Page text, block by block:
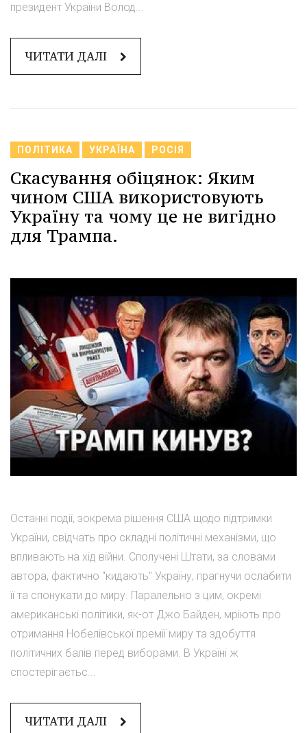
президент України Волод...
ЧИТАТИ ДАЛІ
ПОЛІТИКА УКРАЇНА РОСІЯ
Скасування обіцянок: Яким
чином США використовують
Україну та чому це не вигідно
для Трампа.
Останні події, зокрема рішення США щодо підтримки
України, свідчать про складні політичні механізми, що
впливають на хід війни. Сполучені Штати, за словами
автора, фактично "кидають" Україну, прагнучи ослабити
її та спонукати до миру. Паралельно з цим, окремі
американські політики, як-от Джо Байден, мріють про
отримання Нобелівської премії миру та здобуття
політичних балів перед виборами. В Україні ж
спостерігаєтьс...
ЧИТАТИ ДАЛІ